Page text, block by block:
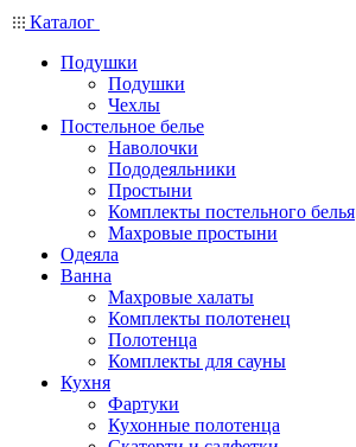
Каталог
Подушки
Подушки
Чехлы
Постельное белье
Наволочки
Пододеяльники
Простыни
Комплекты постельного белья
Махровые простыни
Одеяла
Ванна
Махровые халаты
Комплекты полотенец
Полотенца
Комплекты для сауны
Кухня
Фартуки
Кухонные полотенца